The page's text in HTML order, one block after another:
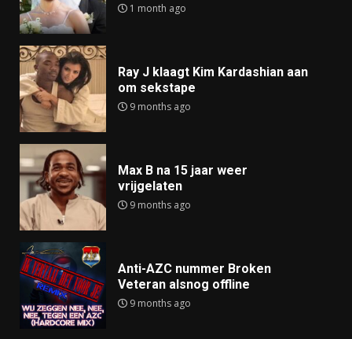
1 month ago
Ray J klaagt Kim Kardashian aan
om sekstape
9 months ago
Max B na 15 jaar weer
vrijgelaten
9 months ago
Anti-AZC nummer Broken
Veteran alsnog offline
9 months ago